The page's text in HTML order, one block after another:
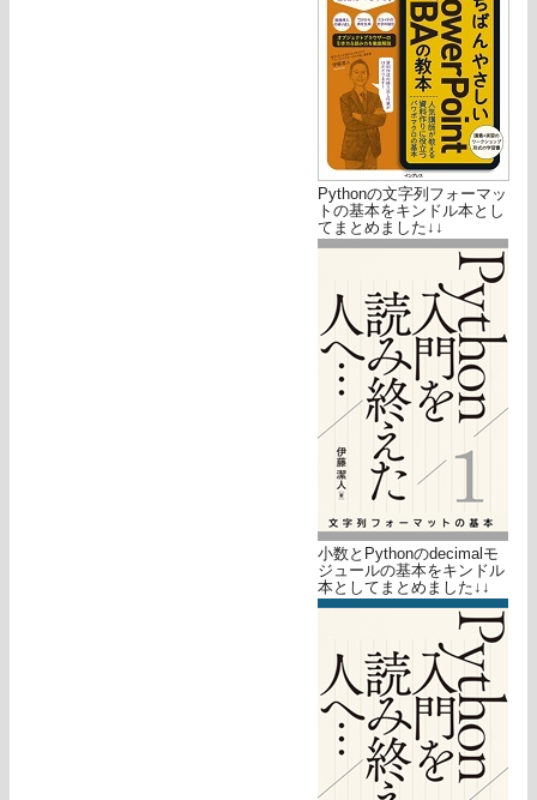
Pythonの文字列フォーマッ
トの基本をキンドル本とし
てまとめました↓↓
小数とPythonのdecimalモ
ジュールの基本をキンドル
本としてまとめました↓↓